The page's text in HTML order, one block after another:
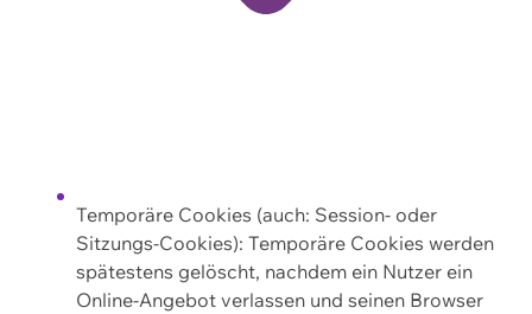
Temporäre Cookies (auch: Session- oder
Sitzungs-Cookies): Temporäre Cookies werden
spätestens gelöscht, nachdem ein Nutzer ein
Online-Angebot verlassen und seinen Browser